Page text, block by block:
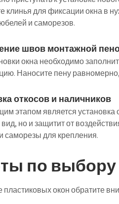
клинья для фиксации окна в
и саморезов.
швов монтажной
окна необходимо
Наносите пену
откосов и наличников
этапом является установка
вид, но и защитит от
саморезы для крепления.
по выбору
окон обратите